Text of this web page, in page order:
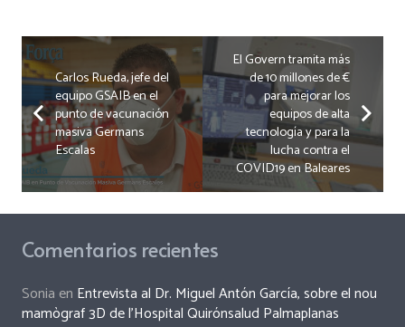
Carlos Rueda, jefe del
equipo GSAIB en el
punto de vacunación
masiva Germans
Escalas
El Govern tramita más
de 10 millones de €
para mejorar los
equipos de alta
tecnología y para la
lucha contra el
COVID19 en Baleares
Comentarios recientes
Sonia en Entrevista al Dr. Miguel Antón García, sobre el nou
mamògraf 3D de l’Hospital Quirónsalud Palmaplanas